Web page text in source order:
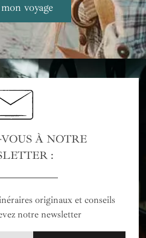
À NOTRE
:
originaux et conseils
notre newsletter